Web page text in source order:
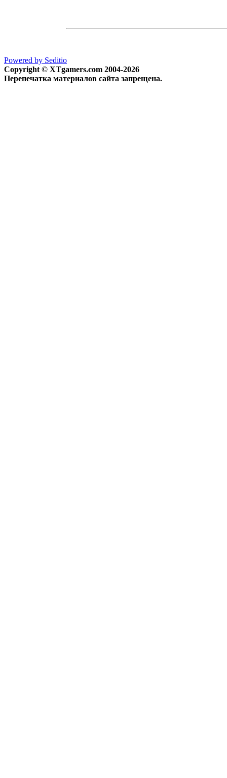
Powered by Seditio
Copyright © XTgamers.com 2004-2026
Перепечатка материалов сайта запрещена.